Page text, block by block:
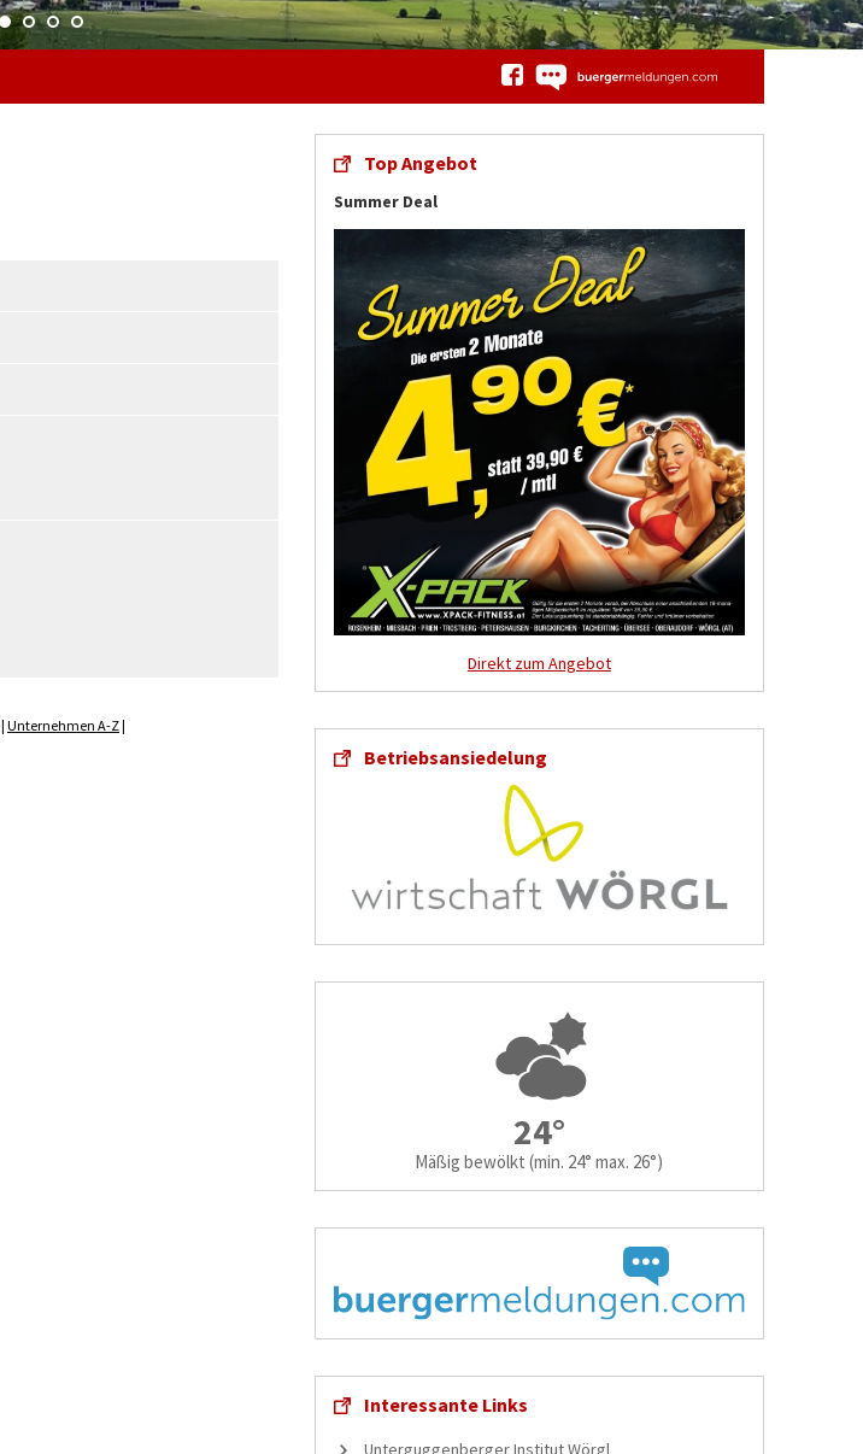
| Unternehmen A-Z|
Top Angebot
Summer Deal
Direkt zum Angebot
Betriebsansiedelung
24°
Mäßig bewölkt (min. 24° max. 26°)
Interessante Links
Unterguggenberger Institut Wörgl